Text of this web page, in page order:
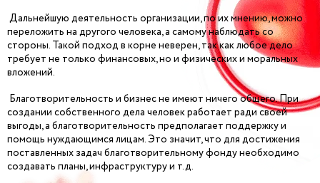
Дальнейшую деятельность организации, по их мнению, можно
переложить на другого человека, а самому наблюдать со
стороны. Такой подход в корне неверен, так как любое дело
требует не только финансовых, но и физических и моральных
вложений.
Благотворительность и бизнес не имеют ничего общего. При
создании собственного дела человек работает ради своей
выгоды, а благотворительность предполагает поддержку и
помощь нуждающимся лицам. Это значит, что для достижения
поставленных задач благотворительному фонду необходимо
создавать планы, инфраструктуру и т.д.